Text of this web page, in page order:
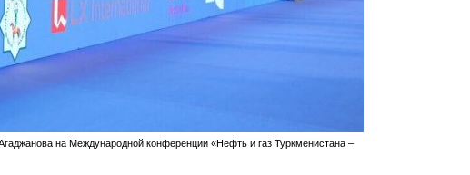
на Международной конференции «Нефть и газ Туркменистана –